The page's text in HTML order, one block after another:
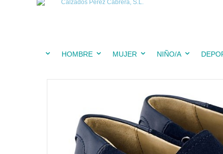
HOMBRE MUJER NIÑO/A